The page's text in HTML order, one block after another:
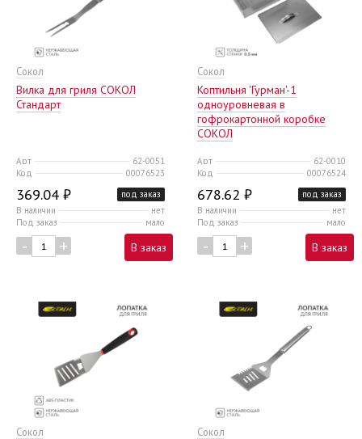
Сокол
Вилка для гриля СОКОЛ
Стандарт
Арт
62-0051
Код
00076523
369.04 ₽
под заказ
В наличии
нет
Под заказ
мало
- + В заказ
Сокол
Коптильня 'Гурман'-1
одноуровневая в
гофрокартонной коробке
СОКОЛ
Арт
62-0010
Код
00076524
678.62 ₽
под заказ
В наличии
нет
Под заказ
мало
- + В заказ
Сокол Сокол